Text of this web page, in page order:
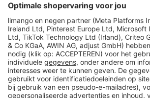
limango
Veilig winkelen
Klantenservice
Shop